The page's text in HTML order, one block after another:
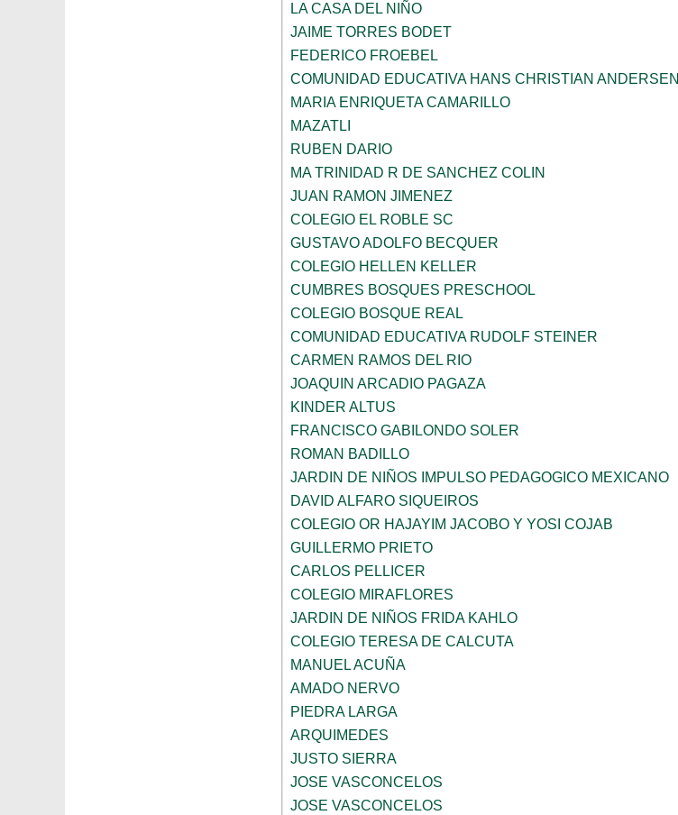
LA CASA DEL NIÑO
JAIME TORRES BODET
FEDERICO FROEBEL
COMUNIDAD EDUCATIVA HANS CHRISTIAN ANDERSEN
MARIA ENRIQUETA CAMARILLO
MAZATLI
RUBEN DARIO
MA TRINIDAD R DE SANCHEZ COLIN
JUAN RAMON JIMENEZ
COLEGIO EL ROBLE SC
GUSTAVO ADOLFO BECQUER
COLEGIO HELLEN KELLER
CUMBRES BOSQUES PRESCHOOL
COLEGIO BOSQUE REAL
COMUNIDAD EDUCATIVA RUDOLF STEINER
CARMEN RAMOS DEL RIO
JOAQUIN ARCADIO PAGAZA
KINDER ALTUS
FRANCISCO GABILONDO SOLER
ROMAN BADILLO
JARDIN DE NIÑOS IMPULSO PEDAGOGICO MEXICANO
DAVID ALFARO SIQUEIROS
COLEGIO OR HAJAYIM JACOBO Y YOSI COJAB
GUILLERMO PRIETO
CARLOS PELLICER
COLEGIO MIRAFLORES
JARDIN DE NIÑOS FRIDA KAHLO
COLEGIO TERESA DE CALCUTA
MANUEL ACUÑA
AMADO NERVO
PIEDRA LARGA
ARQUIMEDES
JUSTO SIERRA
JOSE VASCONCELOS
JOSE VASCONCELOS